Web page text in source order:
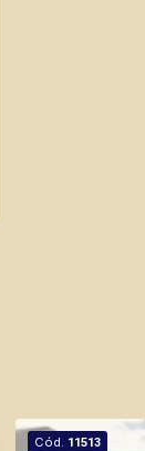
Cód. 11513